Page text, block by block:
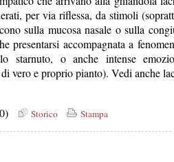
per via riflessa, da stimoli
sulla mucosa nasale o sulla
presentarsi accompagnata a
starnuto, o anche intense
vero e proprio pianto). Vedi anche
Storico Stampa